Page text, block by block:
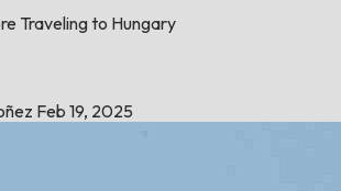
Traveling to Hungary
Feb 19, 2025